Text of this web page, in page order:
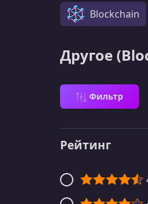
Blockchain
Другоe
Фильтр
Рейтинг